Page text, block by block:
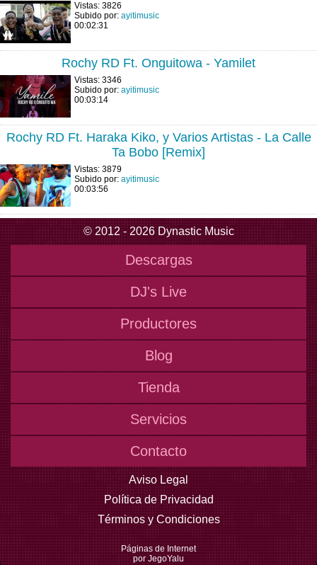
Vistas: 3826
Subido por: ayitimusic
00:02:31
Rochy RD Ft. Onguitowa - Yamilet
Vistas: 3346
Subido por: ayitimusic
00:03:14
Rochy RD Ft. Haraka Kiko, y Varios Artistas - La Calle
Ta Bobo [Remix]
Vistas: 3879
Subido por: ayitimusic
00:03:56
© 2012 - 2026 Dynastic Music
Descargas
DJ's Live
Productores
Blog
Tienda
Servicios
Contacto
Aviso Legal
Política de Privacidad
Términos y Condiciones
Páginas de Internet
por JegoYalu